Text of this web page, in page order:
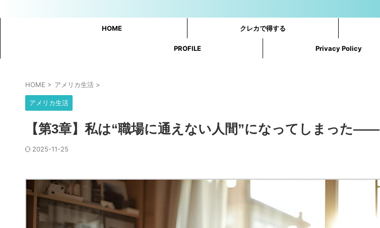
HOME クレカで得する
PROFILE Privacy Policy
HOME > アメリカ生活 >
アメリカ生活
【第3章】私は“職場に通えない人間”になってしまった——
2025-11-25